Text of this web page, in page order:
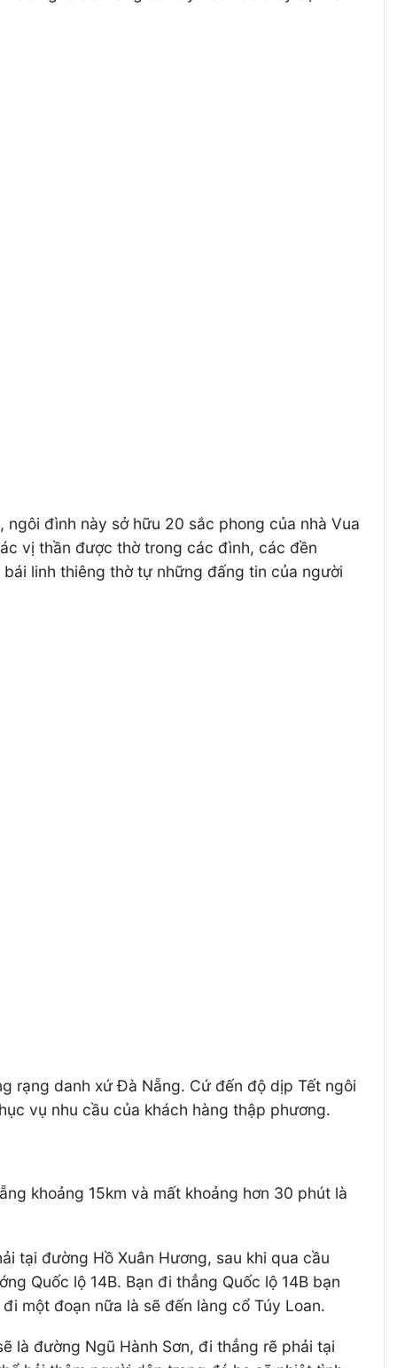
đình này sở hữu 20 sắc phong của nhà Vua
vị thần được thờ trong các đình, các đền
linh thiêng thờ tự những đấng tin của người
rạng danh xứ Đà Nẵng. Cứ đến độ dịp Tết ngôi
vụ nhu cầu của khách hàng thập phương.
khoảng 15km và mất khoảng hơn 30 phút là
tại đường Hồ Xuân Hương, sau khi qua cầu
Quốc lộ 14B. Bạn đi thẳng Quốc lộ 14B bạn
một đoạn nữa là sẽ đến làng cổ Túy Loan.
là đường Ngũ Hành Sơn, đi thẳng rẽ phải tại